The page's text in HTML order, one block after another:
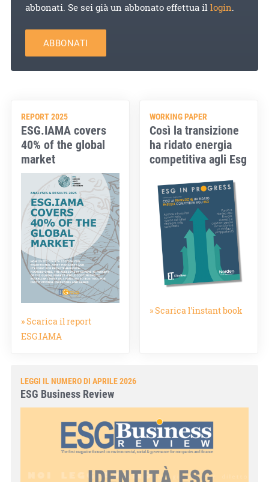
abbonati. Se sei già un abbonato effettua illogin.
ABBONATI
REPORT 2025
ESG.IAMA covers
40% of the global
market
» Scarica il report
ESG.IAMA
WORKING PAPER
Così la transizione
ha ridato energia
competitiva agli Esg
» Scarica l'instant book
LEGGI IL NUMERO DI APRILE 2026
ESG Business Review